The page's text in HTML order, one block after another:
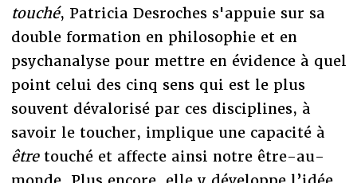
touché, Patricia Desroches s'appuie sur sa
double formation en philosophie et en
psychanalyse pour mettre en évidence à quel
point celui des cinq sens qui est le plus
souvent dévalorisé par ces disciplines, à
savoir le toucher, implique une capacité à
êtretouché et affecte ainsi notre être-au-